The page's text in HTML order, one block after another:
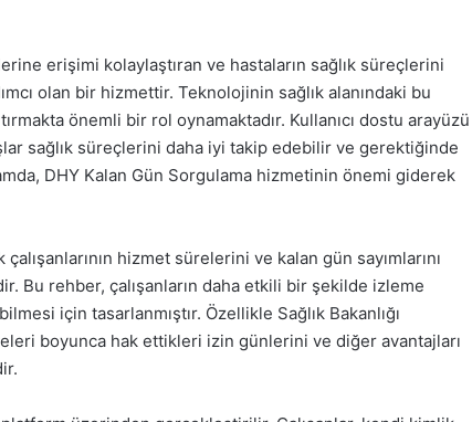
erişimi kolaylaştıran ve hastaların sağlık süreçlerini
olan bir hizmettir. Teknolojinin sağlık alanındaki bu
önemli bir rol oynamaktadır. Kullanıcı dostu arayüzü
sağlık süreçlerini daha iyi takip edebilir ve gerektiğinde
DHY Kalan Gün Sorgulama hizmetinin önemi giderek
hizmet sürelerini ve kalan gün sayımlarını
Bu rehber, çalışanların daha etkili bir şekilde izleme
için tasarlanmıştır. Özellikle Sağlık Bakanlığı
boyunca hak ettikleri izin günlerini ve diğer avantajları